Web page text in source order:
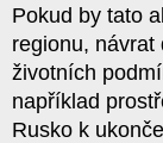
Pokud by tato
regionu, návrat
životních
například
Rusko k